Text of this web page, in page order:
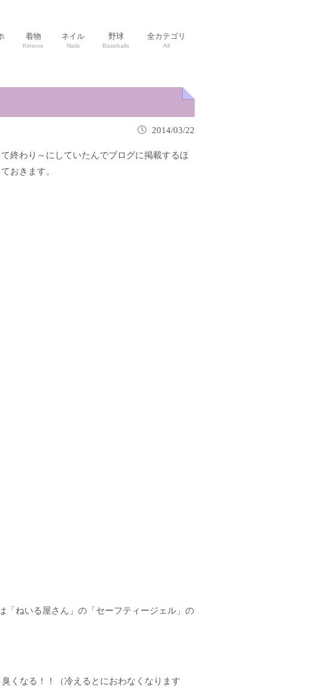
着物
Kimono
ネイル
Nails
野球
Baseballs
全カテゴリ
All
2014/03/22
終わり～にしていたんでブログに掲載するほ
おきます。
「ねいる屋さん」の「セーフティージェル」の
くなる！！（冷えるとにおわなくなります